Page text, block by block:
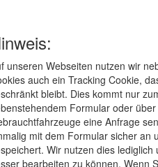
unseren Webseiten nutzen wir
auch ein Tracking Cookie,
bleibt. Dies kommt nur
Formular oder
eine Anfrage
mit dem Formular sicher an
Wir nutzen dies
bearbeiten zu können. Wenn